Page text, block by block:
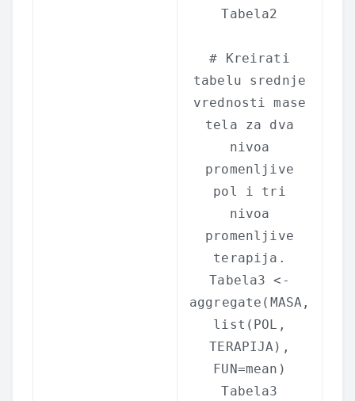
Tabela2
# Kreirati
tabelu srednje
vrednosti mase
tela za dva
nivoa
promenljive
pol i tri
nivoa
promenljive
terapija.
Tabela3 <-
aggregate (MASA,
list (POL,
TERAPIJA),
FUN=mean)
Tabela3